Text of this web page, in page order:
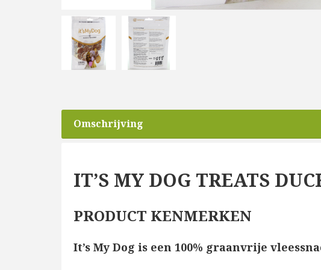
Omschrijving
IT’S MY DOG TREATS
PRODUCT KENMERKEN
It’s My Dog is een 100% graanvrije